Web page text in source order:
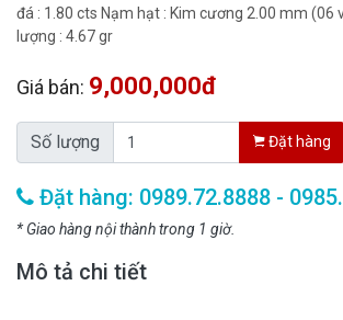
đá : 1.80 cts Nạm hạt : Kim cương 2.00 mm (06
lượng : 4.67 gr
Giá bán: 9,000,000đ
Số lượng Đặt hàng
Đặt hàng: 0989.72.8888 -
* Giao hàng nội thành trong 1 giờ.
Mô tả chi tiết